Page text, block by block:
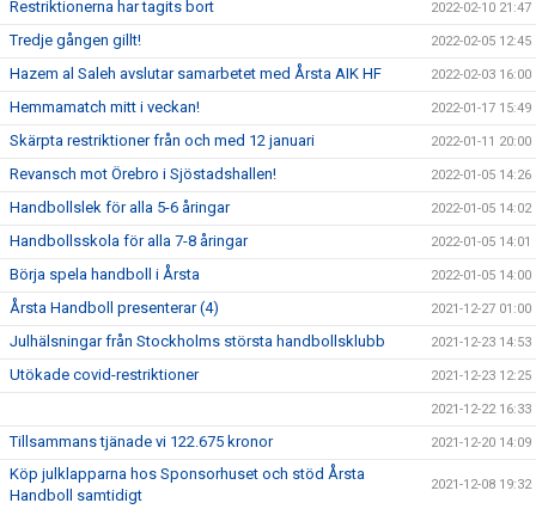
Restriktionerna har tagits bort 2022-02-10 21:47
Tredje gången gillt! 2022-02-05 12:45
Hazem al Saleh avslutar samarbetet med Årsta AIK HF 2022-02-03 16:00
Hemmamatch mitt i veckan! 2022-01-17 15:49
Skärpta restriktioner från och med 12 januari 2022-01-11 20:00
Revansch mot Örebro i Sjöstadshallen! 2022-01-05 14:26
Handbollslek för alla 5-6 åringar 2022-01-05 14:02
Handbollsskola för alla 7-8 åringar 2022-01-05 14:01
Börja spela handboll i Årsta 2022-01-05 14:00
Årsta Handboll presenterar (4) 2021-12-27 01:00
Julhälsningar från Stockholms största handbollsklubb 2021-12-23 14:53
Utökade covid-restriktioner 2021-12-23 12:25
2021-12-22 16:33
Tillsammans tjänade vi 122.675 kronor 2021-12-20 14:09
Köp julklapparna hos Sponsorhuset och stöd Årsta
Handboll samtidigt
2021-12-08 19:32